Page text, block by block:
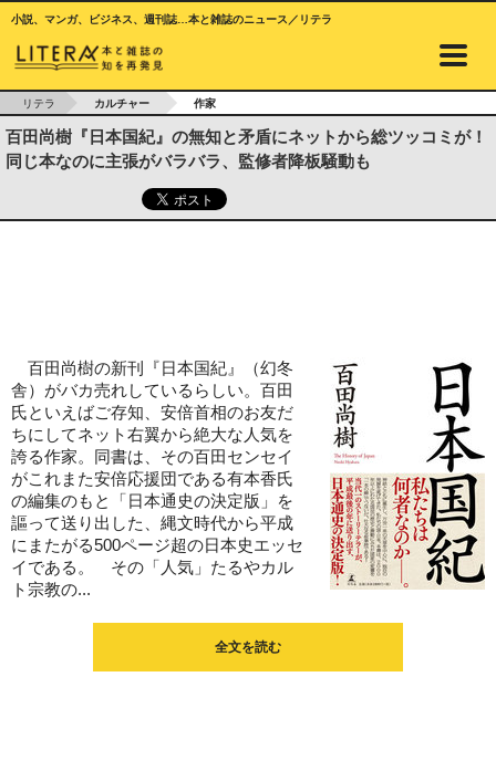
小説、マンガ、ビジネス、週刊誌…本と雑誌のニュース／リテラ
リテラ カルチャー 作家
百田尚樹『日本国紀』の無知と矛盾にネットから総ツッコミが！
同じ本なのに主張がバラバラ、監修者降板騒動も
百田尚樹の新刊『日本国紀』（幻冬
舎）がバカ売れしているらしい。百田
氏といえばご存知、安倍首相のお友だ
ちにしてネット右翼から絶大な人気を
誇る作家。同書は、その百田センセイ
がこれまた安倍応援団である有本香氏
の編集のもと「日本通史の決定版」を
謳って送り出した、縄文時代から平成
にまたがる500ページ超の日本史エッセ
イである。 その「人気」たるやカル
ト宗教の...
全文を読む